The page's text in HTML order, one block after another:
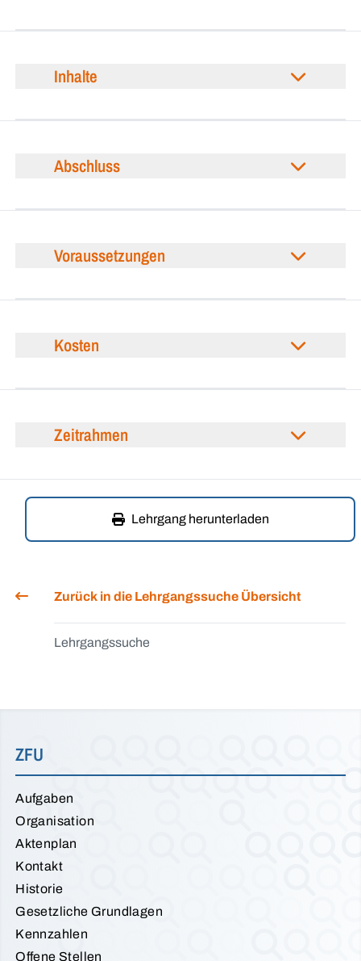
Inhalte
Abschluss
Voraussetzungen
Kosten
Zeitrahmen
Lehrgang herunterladen
Zurück in die Lehrgangssuche Übersicht
Lehrgangssuche
ZFU
Aufgaben
Organisation
Aktenplan
Kontakt
Historie
Gesetzliche Grundlagen
Kennzahlen
Offene Stellen